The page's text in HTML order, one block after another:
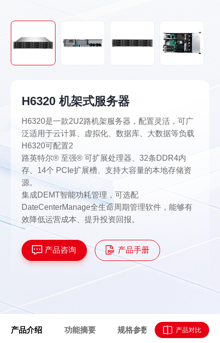
H6320 机架式服务器
H6320是一款2U2路机架服务器，配置灵活，可广
泛适用于云计算、虚拟化、数据库、大数据等负载
H6320可配置2
路英特尔® 至强® 可扩展处理器、32条DDR4内
存、14个 PCIe扩展槽、支持大容量的本地存储资
源。
集成DEMT智能功耗管理，可选配
DateCenterManage全生命周期管理软件，能够有
效降低运营成本、提升投资回报。
产品咨询 产品手册
产品介绍 功能摘要 规格参数 资源下载
产品对比